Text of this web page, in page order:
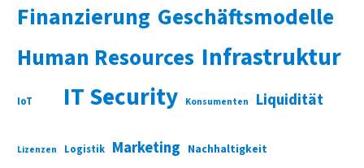
Finanzierung Geschäftsmodelle
Human Resources Infrastruktur
IoT IT Security Konsumenten Liquidität
Lizenzen Logistik Marketing Nachhaltigkeit